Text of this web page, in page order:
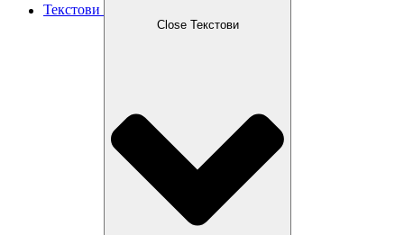
Текстови
Close Текстови